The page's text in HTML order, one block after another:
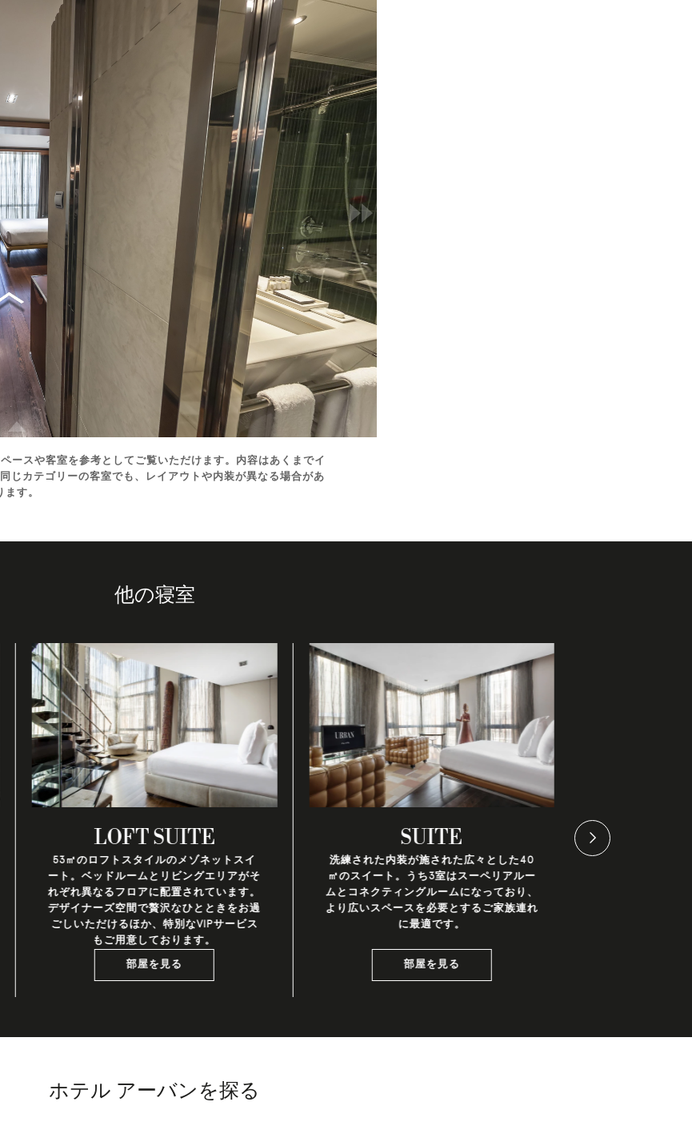
スや客室を参考としてご覧いただけます。内容はあくまでイ
じカテゴリーの客室でも、レイアウトや内装が異なる場合があ
ます。
他の寝室
LOFT SUITE
53㎡のロフトスタイルのメゾネットスイ
ート。ベッドルームとリビングエリアがそ
れぞれ異なるフロアに配置されています。
デザイナーズ空間で贅沢なひとときをお過
ごしいただけるほか、特別なVIPサービス
もご用意しております。
部屋を見る
SUITE
洗練された内装が施された広々とした40
㎡のスイート。うち3室はスーペリアルー
ムとコネクティングルームになっており、
より広いスペースを必要とするご家族連れ
に最適です。
部屋を見る
ホテル アーバンを探る